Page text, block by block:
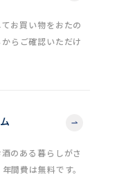
お買い物をおたの
らご確認いただけ
のある暮らしがさ
間費は無料です。